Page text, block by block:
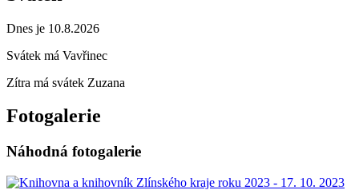
Dnes je 10.8.2026
Svátek má Vavřinec
Zítra má svátek Zuzana
Fotogalerie
Náhodná fotogalerie